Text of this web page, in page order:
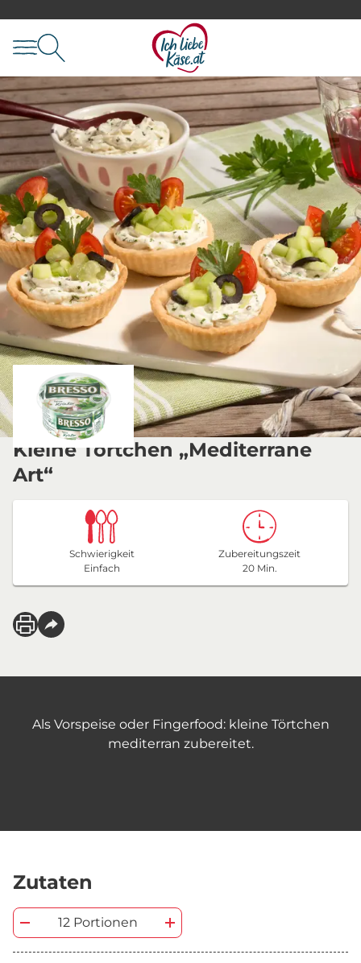
Kleine Törtchen „Mediterrane
Art“
Schwierigkeit
Einfach
Zubereitungszeit
20 Min.
Als Vorspeise oder Fingerfood: kleine Törtchen
mediterran zubereitet.
Zutaten
12 Portionen